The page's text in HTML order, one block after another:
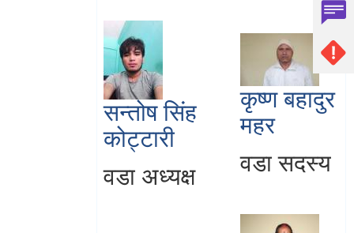
सन्तोष सिंह
कोट्टारी
वडा अध्यक्ष
कृष्ण बहादुर
महर
वडा सदस्य